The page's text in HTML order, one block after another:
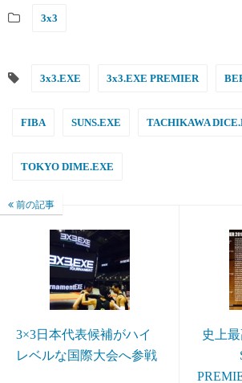
3x3
3x3.EXE 3x3.EXE PREMIER
FIBA SUNS.EXE TACHIKAWA
TOKYO DIME.EXE
前の記事
3×3日本代表候補がハイ
レベルな国際大会へ参戦
史上